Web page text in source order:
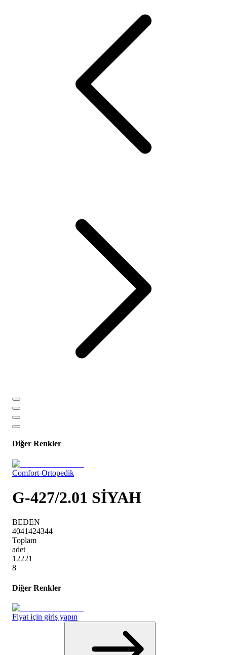
Diğer Renkler
Comfort-Ortopedik
G-427/2.01 SİYAH
BEDEN
4041424344
Toplam
adet
12221
8
Diğer Renkler
Fiyat için giriş yapın